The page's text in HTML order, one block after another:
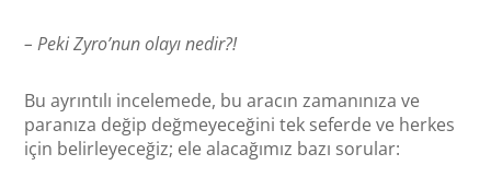
– Peki Zyro’nun olayı nedir?!
Bu ayrıntılı incelemede, bu aracın zamanınıza ve
paranıza değip değmeyeceğini tek seferde ve herkes
için belirleyeceğiz; ele alacağımız bazı sorular: